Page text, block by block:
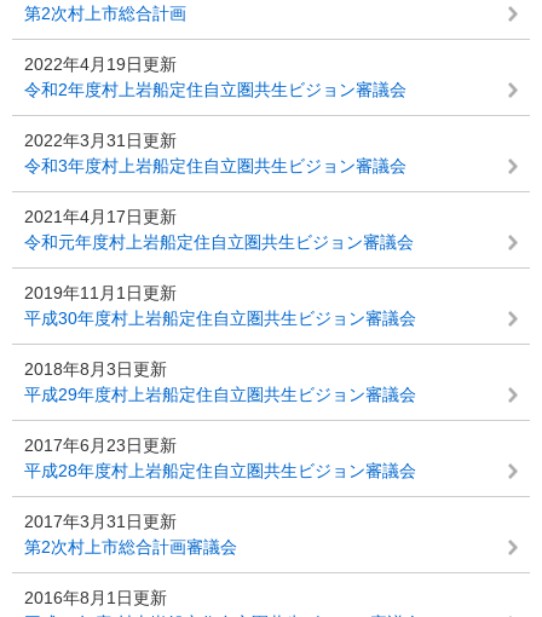
第2次村上市総合計画
2022年4月19日更新
令和2年度村上岩船定住自立圏共生ビジョン審議会
2022年3月31日更新
令和3年度村上岩船定住自立圏共生ビジョン審議会
2021年4月17日更新
令和元年度村上岩船定住自立圏共生ビジョン審議会
2019年11月1日更新
平成30年度村上岩船定住自立圏共生ビジョン審議会
2018年8月3日更新
平成29年度村上岩船定住自立圏共生ビジョン審議会
2017年6月23日更新
平成28年度村上岩船定住自立圏共生ビジョン審議会
2017年3月31日更新
第2次村上市総合計画審議会
2016年8月1日更新